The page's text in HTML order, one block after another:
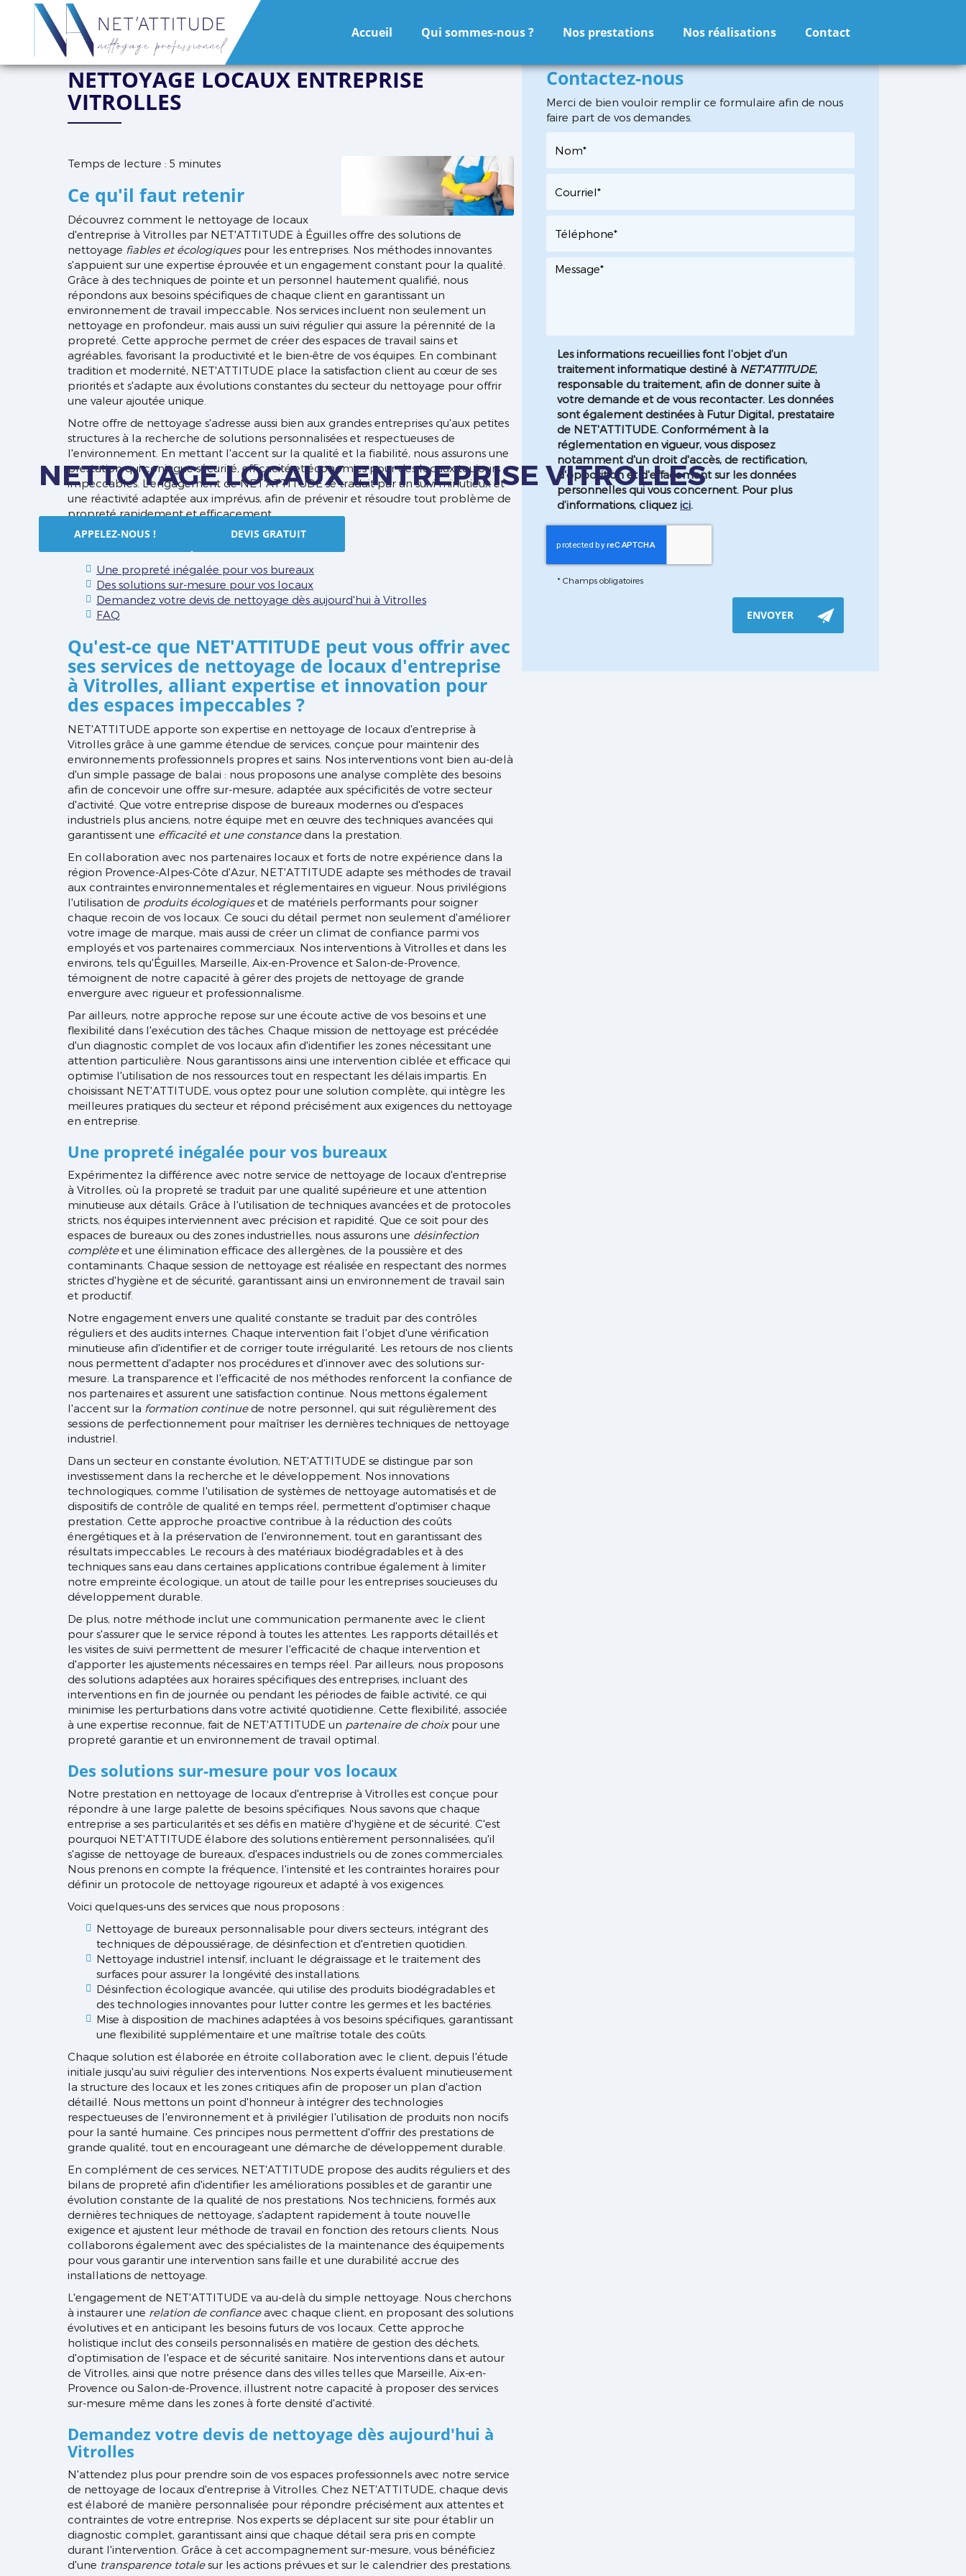
NET'ATTITUDE
Accueil Qui sommes-nous ? Nos prestations Nos réalisations Contact
NETTOYAGE LOCAUX ENTREPRISE VITROLLES
APPELEZ-NOUS ! DEVIS GRATUIT
NETTOYAGE LOCAUX ENTREPRISE
VITROLLES
Temps de lecture : 5 minutes
Ce qu'il faut retenir
Découvrez comment le nettoyage de locaux
d'entreprise à Vitrolles par NET'ATTITUDE à Éguilles offre des solutions de
nettoyage fiables et écologiquespour les entreprises. Nos méthodes innovantes
s'appuient sur une expertise éprouvée et un engagement constant pour la qualité.
Grâce à des techniques de pointe et un personnel hautement qualifié, nous
répondons aux besoins spécifiques de chaque client en garantissant un
environnement de travail impeccable. Nos services incluent non seulement un
nettoyage en profondeur, mais aussi un suivi régulier qui assure la pérennité de la
propreté. Cette approche permet de créer des espaces de travail sains et
agréables, favorisant la productivité et le bien-être de vos équipes. En combinant
tradition et modernité, NET'ATTITUDE place la satisfaction client au cœur de ses
priorités et s'adapte aux évolutions constantes du secteur du nettoyage pour offrir
une valeur ajoutée unique.
Notre offre de nettoyage s'adresse aussi bien aux grandes entreprises qu'aux petites
structures à la recherche de solutions personnalisées et respectueuses de
l'environnement. En mettant l'accent sur la qualité et la fiabilité, nous assurons une
prestation qui conjugue sécurité, efficacité et économies pour des locaux toujours
impeccables. L'engagement de NET'ATTITUDE se traduit par un suivi minutieux et
une réactivité adaptée aux imprévus, afin de prévenir et résoudre tout problème de
propreté rapidement et efficacement.
Sommaire
Une propreté inégalée pour vos bureaux
Des solutions sur-mesure pour vos locaux
Demandez votre devis de nettoyage dès aujourd'hui à Vitrolles
FAQ
Qu'est-ce que NET'ATTITUDE peut vous offrir avec
ses services de nettoyage de locaux d'entreprise
à Vitrolles, alliant expertise et innovation pour
des espaces impeccables ?
NET'ATTITUDE apporte son expertise en nettoyage de locaux d'entreprise à
Vitrolles grâce à une gamme étendue de services, conçue pour maintenir des
environnements professionnels propres et sains. Nos interventions vont bien au-delà
d'un simple passage de balai : nous proposons une analyse complète des besoins
afin de concevoir une offre sur-mesure, adaptée aux spécificités de votre secteur
d'activité. Que votre entreprise dispose de bureaux modernes ou d'espaces
industriels plus anciens, notre équipe met en œuvre des techniques avancées qui
garantissent une efficacité et une constancedans la prestation.
En collaboration avec nos partenaires locaux et forts de notre expérience dans la
région Provence-Alpes-Côte d'Azur, NET'ATTITUDE adapte ses méthodes de travail
aux contraintes environnementales et réglementaires en vigueur. Nous privilégions
l'utilisation de produits écologiqueset de matériels performants pour soigner
chaque recoin de vos locaux. Ce souci du détail permet non seulement d'améliorer
votre image de marque, mais aussi de créer un climat de confiance parmi vos
employés et vos partenaires commerciaux. Nos interventions à Vitrolles et dans les
environs, tels qu'Éguilles, Marseille, Aix-en-Provence et Salon-de-Provence,
témoignent de notre capacité à gérer des projets de nettoyage de grande
envergure avec rigueur et professionnalisme.
Par ailleurs, notre approche repose sur une écoute active de vos besoins et une
flexibilité dans l'exécution des tâches. Chaque mission de nettoyage est précédée
d'un diagnostic complet de vos locaux afin d'identifier les zones nécessitant une
attention particulière. Nous garantissons ainsi une intervention ciblée et efficace qui
optimise l'utilisation de nos ressources tout en respectant les délais impartis. En
choisissant NET'ATTITUDE, vous optez pour une solution complète, qui intègre les
meilleures pratiques du secteur et répond précisément aux exigences du nettoyage
en entreprise.
Une propreté inégalée pour vos bureaux
Expérimentez la différence avec notre service de nettoyage de locaux d'entreprise
à Vitrolles, où la propreté se traduit par une qualité supérieure et une attention
minutieuse aux détails. Grâce à l'utilisation de techniques avancées et de protocoles
stricts, nos équipes interviennent avec précision et rapidité. Que ce soit pour des
espaces de bureaux ou des zones industrielles, nous assurons une désinfection
complèteet une élimination efficace des allergènes, de la poussière et des
contaminants. Chaque session de nettoyage est réalisée en respectant des normes
strictes d'hygiène et de sécurité, garantissant ainsi un environnement de travail sain
et productif.
Notre engagement envers une qualité constante se traduit par des contrôles
réguliers et des audits internes. Chaque intervention fait l'objet d'une vérification
minutieuse afin d'identifier et de corriger toute irrégularité. Les retours de nos clients
nous permettent d'adapter nos procédures et d'innover avec des solutions sur-
mesure. La transparence et l'efficacité de nos méthodes renforcent la confiance de
nos partenaires et assurent une satisfaction continue. Nous mettons également
l'accent sur la formation continuede notre personnel, qui suit régulièrement des
sessions de perfectionnement pour maîtriser les dernières techniques de nettoyage
industriel.
Dans un secteur en constante évolution, NET'ATTITUDE se distingue par son
investissement dans la recherche et le développement. Nos innovations
technologiques, comme l'utilisation de systèmes de nettoyage automatisés et de
dispositifs de contrôle de qualité en temps réel, permettent d'optimiser chaque
prestation. Cette approche proactive contribue à la réduction des coûts
énergétiques et à la préservation de l'environnement, tout en garantissant des
résultats impeccables. Le recours à des matériaux biodégradables et à des
techniques sans eau dans certaines applications contribue également à limiter
notre empreinte écologique, un atout de taille pour les entreprises soucieuses du
développement durable.
De plus, notre méthode inclut une communication permanente avec le client
pour s'assurer que le service répond à toutes les attentes. Les rapports détaillés et
les visites de suivi permettent de mesurer l'efficacité de chaque intervention et
d'apporter les ajustements nécessaires en temps réel. Par ailleurs, nous proposons
des solutions adaptées aux horaires spécifiques des entreprises, incluant des
interventions en fin de journée ou pendant les périodes de faible activité, ce qui
minimise les perturbations dans votre activité quotidienne. Cette flexibilité, associée
à une expertise reconnue, fait de NET'ATTITUDE un partenaire de choixpour une
propreté garantie et un environnement de travail optimal.
Des solutions sur-mesure pour vos locaux
Notre prestation en nettoyage de locaux d'entreprise à Vitrolles est conçue pour
répondre à une large palette de besoins spécifiques. Nous savons que chaque
entreprise a ses particularités et ses défis en matière d'hygiène et de sécurité. C'est
pourquoi NET'ATTITUDE élabore des solutions entièrement personnalisées, qu'il
s'agisse de nettoyage de bureaux, d'espaces industriels ou de zones commerciales.
Nous prenons en compte la fréquence, l'intensité et les contraintes horaires pour
définir un protocole de nettoyage rigoureux et adapté à vos exigences.
Voici quelques-uns des services que nous proposons :
Nettoyage de bureaux personnalisable pour divers secteurs, intégrant des
techniques de dépoussiérage, de désinfection et d'entretien quotidien.
Nettoyage industriel intensif, incluant le dégraissage et le traitement des
surfaces pour assurer la longévité des installations.
Désinfection écologique avancée, qui utilise des produits biodégradables et
des technologies innovantes pour lutter contre les germes et les bactéries.
Mise à disposition de machines adaptées à vos besoins spécifiques, garantissant
une flexibilité supplémentaire et une maîtrise totale des coûts.
Chaque solution est élaborée en étroite collaboration avec le client, depuis l'étude
initiale jusqu'au suivi régulier des interventions. Nos experts évaluent minutieusement
la structure des locaux et les zones critiques afin de proposer un plan d'action
détaillé. Nous mettons un point d'honneur à intégrer des technologies
respectueuses de l'environnement et à privilégier l'utilisation de produits non nocifs
pour la santé humaine. Ces principes nous permettent d'offrir des prestations de
grande qualité, tout en encourageant une démarche de développement durable.
En complément de ces services, NET'ATTITUDE propose des audits réguliers et des
bilans de propreté afin d'identifier les améliorations possibles et de garantir une
évolution constante de la qualité de nos prestations. Nos techniciens, formés aux
dernières techniques de nettoyage, s'adaptent rapidement à toute nouvelle
exigence et ajustent leur méthode de travail en fonction des retours clients. Nous
collaborons également avec des spécialistes de la maintenance des équipements
pour vous garantir une intervention sans faille et une durabilité accrue des
installations de nettoyage.
L'engagement de NET'ATTITUDE va au-delà du simple nettoyage. Nous cherchons
à instaurer une relation de confianceavec chaque client, en proposant des solutions
évolutives et en anticipant les besoins futurs de vos locaux. Cette approche
holistique inclut des conseils personnalisés en matière de gestion des déchets,
d'optimisation de l'espace et de sécurité sanitaire. Nos interventions dans et autour
de Vitrolles, ainsi que notre présence dans des villes telles que Marseille, Aix-en-
Provence ou Salon-de-Provence, illustrent notre capacité à proposer des services
sur-mesure même dans les zones à forte densité d'activité.
Demandez votre devis de nettoyage dès aujourd'hui à
Vitrolles
N'attendez plus pour prendre soin de vos espaces professionnels avec notre service
de nettoyage de locaux d'entreprise à Vitrolles. Chez NET'ATTITUDE, chaque devis
est élaboré de manière personnalisée pour répondre précisément aux attentes et
contraintes de votre entreprise. Nos experts se déplacent sur site pour établir un
diagnostic complet, garantissant ainsi que chaque détail sera pris en compte
durant l'intervention. Grâce à cet accompagnement sur-mesure, vous bénéficiez
d'une transparence totalesur les actions prévues et sur le calendrier des prestations.
Contactez-nous
Merci de bien vouloir remplir ce formulaire afin de nous
faire part de vos demandes.
Les informations recueillies font l’objet d’un
traitement informatique destiné à NET'ATTITUDE,
responsable du traitement, afin de donner suite à
votre demande et de vous recontacter. Les données
sont également destinées à Futur Digital, prestataire
de NET'ATTITUDE. Conformément à la
réglementation en vigueur, vous disposez
notamment d'un droit d'accès, de rectification,
d'opposition et d'effacement sur les données
personnelles qui vous concernent. Pour plus
d’informations, cliquezici.
*Champs obligatoires